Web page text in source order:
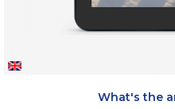
What's the